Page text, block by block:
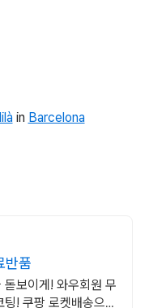
in Barcelona
반품
보이게! 와우회원 무
! 쿠팡 로켓배송으로